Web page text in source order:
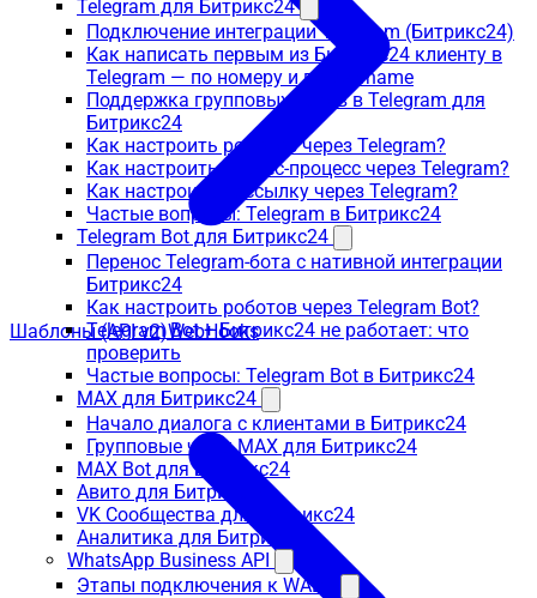
Telegram для Битрикс24
Подключение интеграции Telegram (Битрикс24)
Как написать первым из Битрикс24 клиенту в
Telegram — по номеру и по username
Поддержка групповых чатов в Telegram для
Битрикс24
Как настроить роботов через Telegram?
Как настроить бизнес-процесс через Telegram?
Как настроить рассылку через Telegram?
Частые вопросы: Telegram в Битрикс24
Telegram Bot для Битрикс24
Перенос Telegram-бота с нативной интеграции
Битрикс24
Как настроить роботов через Telegram Bot?
Telegram Bot + Битрикс24 не работает: что
проверить
Частые вопросы: Telegram Bot в Битрикс24
MAX для Битрикс24
Начало диалога с клиентами в Битрикс24
Групповые чаты MAX для Битрикс24
MAX Bot для Битрикс24
Авито для Битрикс24
VK Сообщества для Битрикс24
Аналитика для Битрикс24
WhatsApp Business API
Этапы подключения к WABA
Шаблоны (API v2)WebHooks